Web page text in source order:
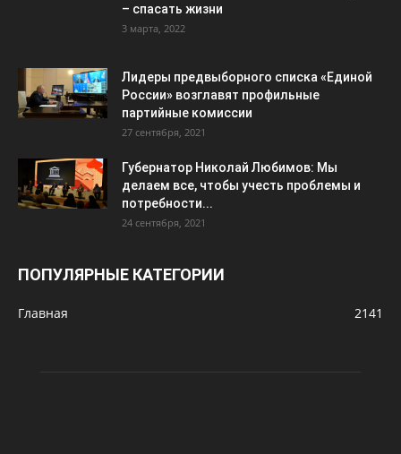
– спасать жизни
3 марта, 2022
Лидеры предвыборного списка «Единой
России» возглавят профильные
партийные комиссии
27 сентября, 2021
Губернатор Николай Любимов: Мы
делаем все, чтобы учесть проблемы и
потребности...
24 сентября, 2021
ПОПУЛЯРНЫЕ КАТЕГОРИИ
Главная 2141